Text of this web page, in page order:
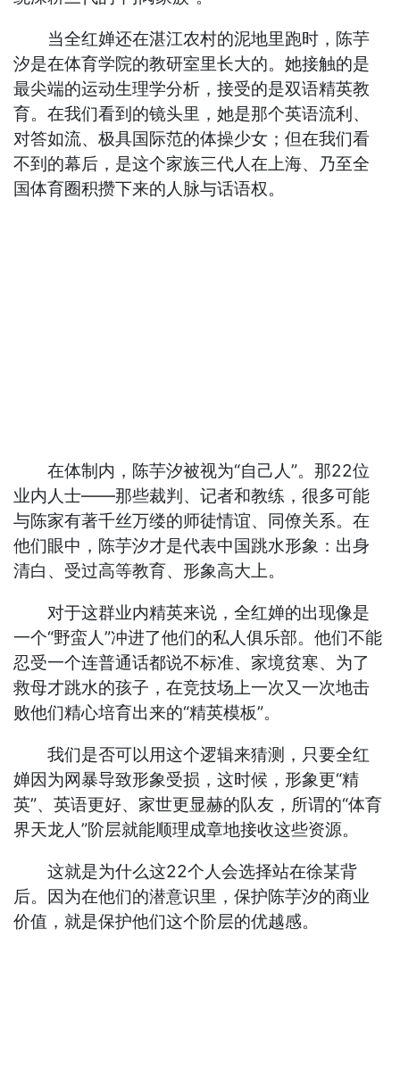
当全红婵还在湛江农村的泥地里跑时，陈芋
汐是在体育学院的教研室里长大的。她接触的是
最尖端的运动生理学分析，接受的是双语精英教
育。在我们看到的镜头里，她是那个英语流利、
对答如流、极具国际范的体操少女；但在我们看
不到的幕后，是这个家族三代人在上海、乃至全
国体育圈积攒下来的人脉与话语权。
在体制内，陈芋汐被视为“自己人”。那22位
业内人士——那些裁判、记者和教练，很多可能
与陈家有著千丝万缕的师徒情谊、同僚关系。在
他们眼中，陈芋汐才是代表中国跳水形象：出身
清白、受过高等教育、形象高大上。
对于这群业内精英来说，全红婵的出现像是
一个“野蛮人”冲进了他们的私人俱乐部。他们不能
忍受一个连普通话都说不标准、家境贫寒、为了
救母才跳水的孩子，在竞技场上一次又一次地击
败他们精心培育出来的“精英模板”。
我们是否可以用这个逻辑来猜测，只要全红
婵因为网暴导致形象受损，这时候，形象更“精
英”、英语更好、家世更显赫的队友，所谓的“体育
界天龙人”阶层就能顺理成章地接收这些资源。
这就是为什么这22个人会选择站在徐某背
后。因为在他们的潜意识里，保护陈芋汐的商业
价值，就是保护他们这个阶层的优越感。